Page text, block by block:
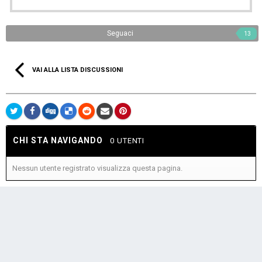
Seguaci 13
VAI ALLA LISTA DISCUSSIONI
CHI STA NAVIGANDO 0 UTENTI
Nessun utente registrato visualizza questa pagina.